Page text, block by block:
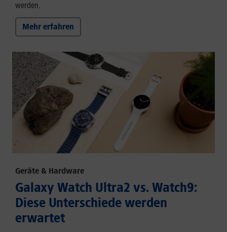
werden.
Mehr erfahren
Geräte & Hardware
Galaxy Watch Ultra2 vs. Watch9:
Diese Unterschiede werden
erwartet